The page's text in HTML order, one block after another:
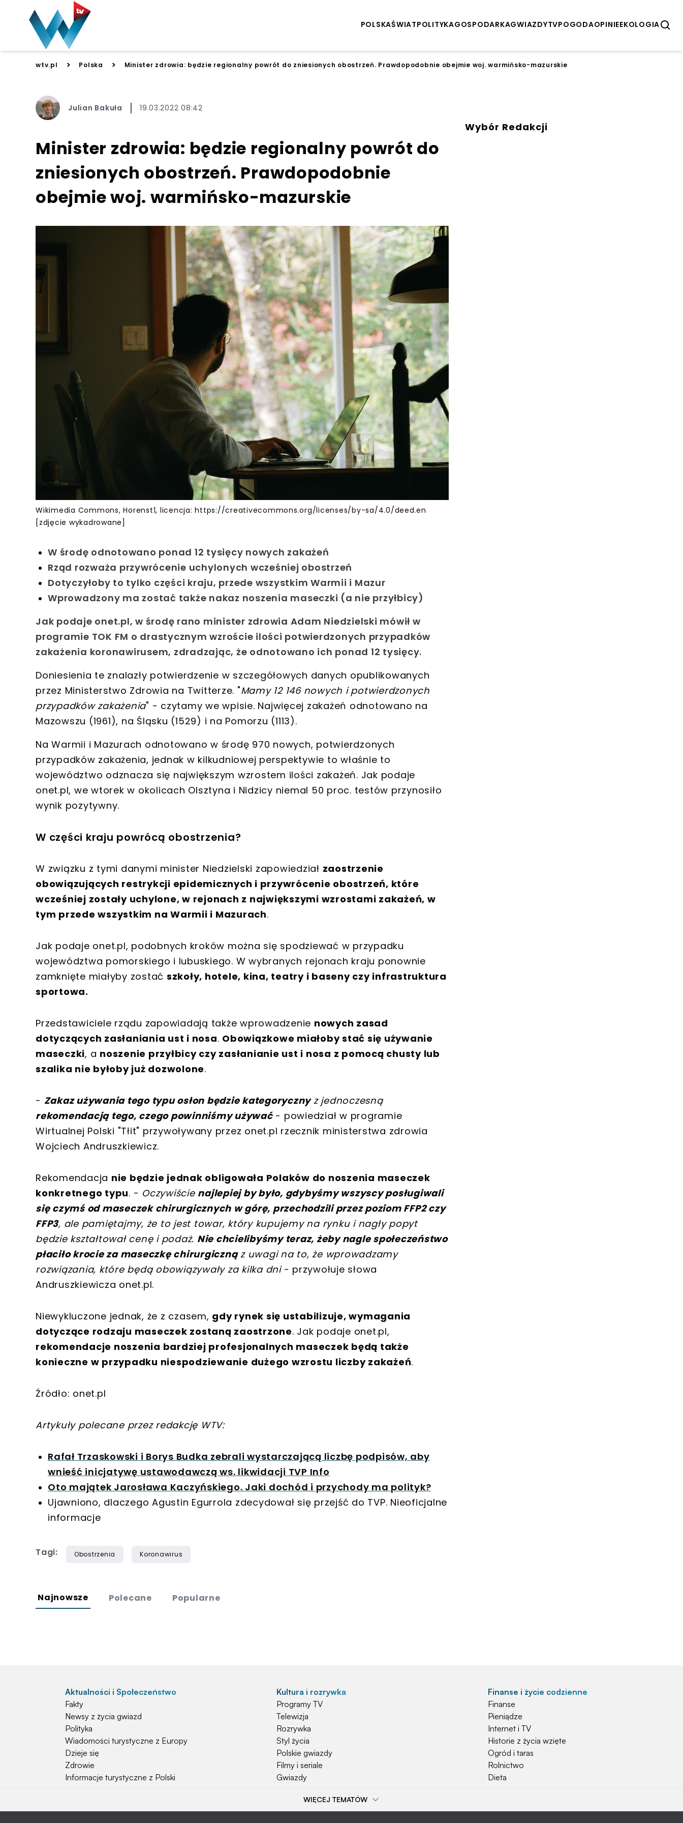
POLSKAŚWIATPOLITYKAGOSPODARKAGWIAZDYTVPOGODAOPINIEEKOLOGIA
wtv.pl > Polska > Minister zdrowia: będzie regionalny powrót do zniesionych obostrzeń. Prawdopodobnie obejmie woj. warmińsko-mazurskie
Julian Bakuła 19.03.2022 08:42
Minister zdrowia: będzie regionalny powrót do
zniesionych obostrzeń. Prawdopodobnie
obejmie woj. warmińsko-mazurskie
Wikimedia Commons, Horenst1, licencja: https://creativecommons.org/licenses/by-sa/4.0/deed.en
[zdjęcie wykadrowane]
W środę odnotowano ponad 12 tysięcy nowych zakażeń
Rząd rozważa przywrócenie uchylonych wcześniej obostrzeń
Dotyczyłoby to tylko części kraju, przede wszystkim Warmii i Mazur
Wprowadzony ma zostać także nakaz noszenia maseczki (a nie przyłbicy)
Jak podaje onet.pl, w środę rano minister zdrowia Adam Niedzielski mówił w
programie TOK FM o drastycznym wzroście ilości potwierdzonych przypadków
zakażenia koronawirusem, zdradzając, że odnotowano ich ponad 12 tysięcy.
Doniesienia te znalazły potwierdzenie w szczegółowych danych opublikowanych
przez Ministerstwo Zdrowia na Twitterze. "Mamy 12 146 nowych i potwierdzonych
przypadków zakażenia" - czytamy we wpisie. Najwięcej zakażeń odnotowano na
Mazowszu (1961), na Śląsku (1529) i na Pomorzu (1113).
Na Warmii i Mazurach odnotowano w środę 970 nowych, potwierdzonych
przypadków zakażenia, jednak w kilkudniowej perspektywie to właśnie to
województwo odznacza się największym wzrostem ilości zakażeń. Jak podaje
onet.pl, we wtorek w okolicach Olsztyna i Nidzicy niemal 50 proc. testów przynosiło
wynik pozytywny.
W części kraju powrócą obostrzenia?
W związku z tymi danymi minister Niedzielski zapowiedział zaostrzenie
obowiązujących restrykcji epidemicznych i przywrócenie obostrzeń, które
wcześniej zostały uchylone, w rejonach z największymi wzrostami zakażeń, w
tym przede wszystkim na Warmii i Mazurach.
Jak podaje onet.pl, podobnych kroków można się spodziewać w przypadku
województwa pomorskiego i lubuskiego. W wybranych rejonach kraju ponownie
zamknięte miałyby zostać szkoły, hotele, kina, teatry i baseny czy infrastruktura
sportowa.
Przedstawiciele rządu zapowiadają także wprowadzenie nowych zasad
dotyczących zasłaniania ust i nosa. Obowiązkowe miałoby stać się używanie
maseczki, a noszenie przyłbicy czy zasłanianie ust i nosa z pomocą chusty lub
szalika nie byłoby już dozwolone.
- Zakaz używania tego typu osłon będzie kategorycznyz jednoczesną
rekomendacją tego, czego powinniśmy używać- powiedział w programie
Wirtualnej Polski "Tłit" przywoływany przez onet.pl rzecznik ministerstwa zdrowia
Wojciech Andruszkiewicz.
Rekomendacja nie będzie jednak obligowała Polaków do noszenia maseczek
konkretnego typu. - Oczywiście najlepiej by było, gdybyśmy wszyscy posługiwali
się czymś od maseczek chirurgicznych w górę, przechodzili przez poziom FFP2 czy
FFP3, ale pamiętajmy, że to jest towar, który kupujemy na rynku i nagły popyt
będzie kształtował cenę i podaż. Nie chcielibyśmy teraz, żeby nagle społeczeństwo
płaciło krocie za maseczkę chirurgicznąz uwagi na to, że wprowadzamy
rozwiązania, które będą obowiązywały za kilka dni- przywołuje słowa
Andruszkiewicza onet.pl.
Niewykluczone jednak, że z czasem, gdy rynek się ustabilizuje, wymagania
dotyczące rodzaju maseczek zostaną zaostrzone. Jak podaje onet.pl,
rekomendacje noszenia bardziej profesjonalnych maseczek będą także
konieczne w przypadku niespodziewanie dużego wzrostu liczby zakażeń.
Źródło: onet.pl
Artykuły polecane przez redakcję WTV:
Rafał Trzaskowski i Borys Budka zebrali wystarczającą liczbę podpisów, aby
wnieść inicjatywę ustawodawczą ws. likwidacji TVP Info
Oto majątek Jarosława Kaczyńskiego. Jaki dochód i przychody ma polityk?
Ujawniono, dlaczego Agustin Egurrola zdecydował się przejść do TVP. Nieoficjalne
informacje
Tagi: Obostrzenia Koronawirus
Wybór Redakcji
Najnowsze Polecane Popularne
Aktualności i Społeczeństwo
Fakty
Newsy z życia gwiazd
Polityka
Wiadomości turystyczne z Europy
Dzieje się
Zdrowie
Informacje turystyczne z Polski
Kultura i rozrywka
Programy TV
Telewizja
Rozrywka
Styl życia
Polskie gwiazdy
Filmy i seriale
Gwiazdy
Finanse i życie codzienne
Finanse
Pieniądze
Internet i TV
Historie z życia wzięte
Ogród i taras
Rolnictwo
Dieta
Natura i Hobby
Popularne tematy
Najchętniej czytane
WIĘCEJ TEMATÓW